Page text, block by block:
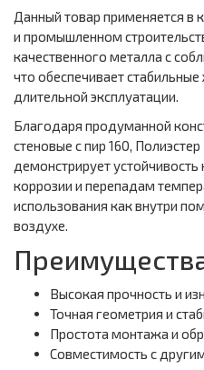
Данный товар применяется
и промышленном
качественного металла с
что обеспечивает стабильные
длительной эксплуатации.
Благодаря продуманной
стеновые с пир 160,
демонстрирует
коррозии и перепадам
использования как внутри
воздухе.
Высокая прочность и
Точная геометрия и
Простота монтажа и
Совместимость с